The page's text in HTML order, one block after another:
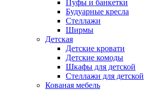
Пуфы и банкетки
Будуарные кресла
Стеллажи
Ширмы
Детская
Детские кровати
Детские комоды
Шкафы для детской
Стеллажи для детской
Кованая мебель